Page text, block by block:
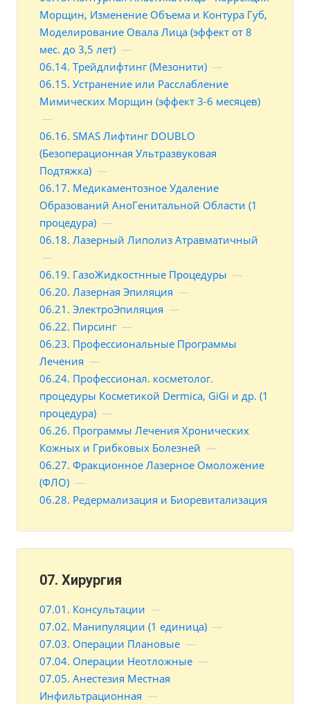
Морщин, Изменение Объема и Контура Губ,
Моделирование Овала Лица (эффект от 8
мес. до 3,5 лет) —
06.14. Трейдлифтинг (Мезонити) —
06.15. Устранение или Расслабление
Мимических Морщин (эффект 3-6 месяцев)
—
06.16. SMAS Лифтинг DOUBLO
(Безоперационная Ультразвуковая
Подтяжка) —
06.17. Медикаментозное Удаление
Образований АноГенитальной Области (1
процедура) —
06.18. Лазерный Липолиз Атравматичный
—
06.19. ГазоЖидкостнные Процедуры —
06.20. Лазерная Эпиляция —
06.21. ЭлектроЭпиляция —
06.22. Пирсинг —
06.23. Профессиональные Программы
Лечения —
06.24. Профессионал. косметолог.
процедуры Косметикой Dermica, GiGi и др. (1
процедура) —
06.26. Программы Лечения Хронических
Кожных и Грибковых Болезней —
06.27. Фракционное Лазерное Омоложение
(ФЛО) —
06.28. Редермализация и Биоревитализация
07. Хирургия
07.01. Консультации —
07.02. Манипуляции (1 единица) —
07.03. Операции Плановые —
07.04. Операции Неотложные —
07.05. Анестезия Местная
Инфильтрационная —